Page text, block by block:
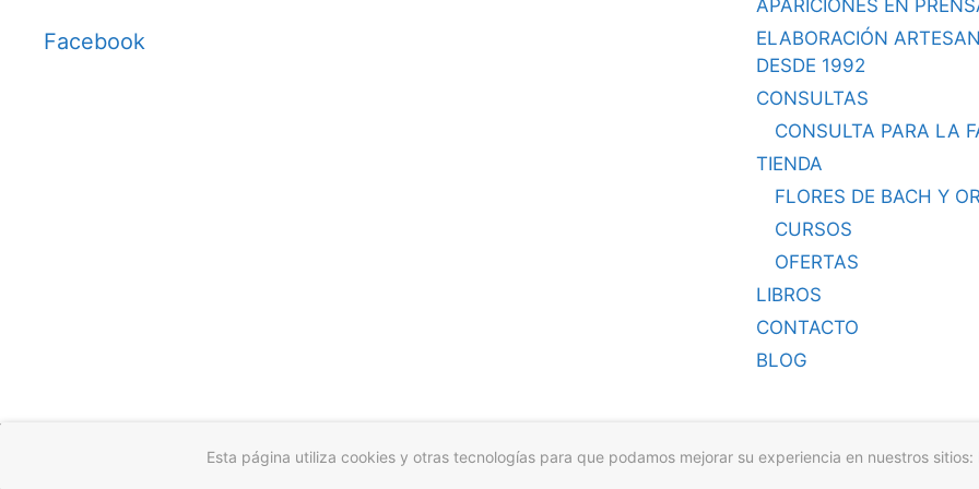
Facebook
APARICIONES EN
ELABORACIÓN
DESDE 1992
CONSULTAS
CONSULTA PARA LA
TIENDA
FLORES DE BACH Y
CURSOS
OFERTAS
LIBROS
CONTACTO
BLOG
• Creado conGeneratePress
Esta página utiliza cookies y otras tecnologías para que podamos mejorar su experiencia en nuestros sitios: